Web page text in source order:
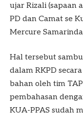
ujar Rizali (sapaan
PD dan Camat se
Mercure
Hal tersebut
dalam RKPD
bahan oleh tim
pembahasan
KUA-PPAS sudah